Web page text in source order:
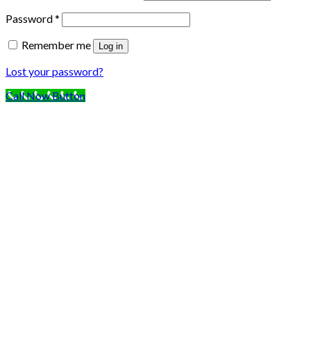
Password*
Remember me
Log in
Lost your password?
Call Now Button